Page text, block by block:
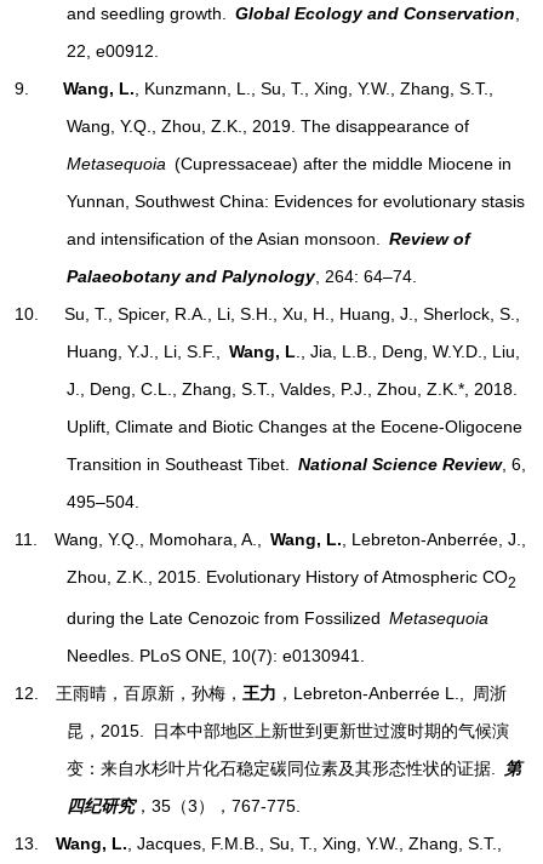
and seedling growth. Global Ecology and Conservation
22, e00912.
9. Wang, L. , Kunzmann, L., Su, T., Xing, Y.W., Zhang, S.T.,
Wang, Y.Q., Zhou, Z.K., 2019. The disappearance of
Metasequoia (Cupressaceae) after the middle Miocene in
Yunnan, Southwest China: Evidences for evolutionary stasis
and intensification of the Asian monsoon. Review of
Palaeobotany and Palynology, 264: 64–74.
10. Su, T., Spicer, R.A., Li, S.H., Xu, H., Huang, J., Sherlock, S.,
Huang, Y.J., Li, S.F., Wang, L ., Jia, L.B., Deng, W.Y.D., Liu,
J., Deng, C.L., Zhang, S.T., Valdes, P.J., Zhou, Z.K.*, 2018.
Uplift, Climate and Biotic Changes at the Eocene-Oligocene
Transition in Southeast Tibet. National Science Review, 6,
495–504.
11. Wang, Y.Q., Momohara, A., Wang, L. , Lebreton-Anberrée, J.,
Zhou, Z.K., 2015. Evolutionary History of Atmospheric CO2
during the Late Cenozoic from Fossilized Metasequoia
Needles. PLoS ONE, 10(7): e0130941.
12. 王雨晴，百原新，孙梅， 王力 ，Lebreton-Anberrée L., 周浙
昆，2015. 日本中部地区上新世到更新世过渡时期的气候演
变：来自水杉叶片化石稳定碳同位素及其形态性状的证据. 第
四纪研究，35（3），767-775.
13. Wang, L., Jacques, F.M.B., Su, T., Xing, Y.W., Zhang, S.T.,